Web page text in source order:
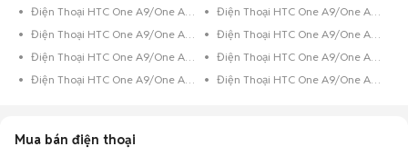
Điện Thoại HTC One A9/One A9s 32GB Bạc
Điện Thoại HTC One A9/One A9s 16GB Xanh Dương
Điện Thoại HTC One A9/One A9s 16GB Xám
Điện Thoại HTC One A9/One A9s 16GB Vàng Hồng
Điện Thoại HTC One A9/One A9s 16GB Vàng
Điện Thoại HTC One A9/One A9s 16GB Trắng
Điện Thoại HTC One A9/One A9s 16GB Đen
Điện Thoại HTC One A9/One A9s 16GB Bạc
Mua bán điện thoại